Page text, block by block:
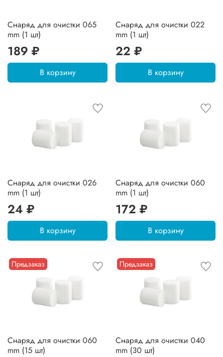
Снаряд для очистки 065
mm (1 шт)
189 ₽
В корзину
Снаряд для очистки 022
mm (1 шт)
22 ₽
В корзину
Снаряд для очистки 026
mm (1 шт)
24 ₽
В корзину
Снаряд для очистки 060
mm (1 шт)
172 ₽
В корзину
Предзаказ
Снаряд для очистки 060
mm (15 шт)
Предзаказ
Снаряд для очистки 040
mm (30 шт)